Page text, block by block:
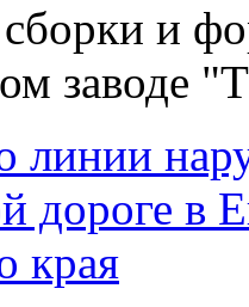
и
заводе
линии
дороге в
края